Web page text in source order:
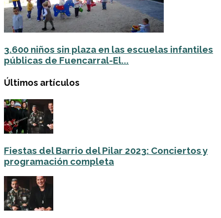
3.600 niños sin plaza en las escuelas infantiles
públicas de Fuencarral-El...
Últimos artículos
Fiestas del Barrio del Pilar 2023: Conciertos y
programación completa